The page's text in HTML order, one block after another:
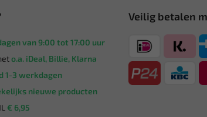
van 9:00 tot 17:00 uur
o.a. iDeal, Billie, Klarna
1-3 werkdagen
nieuwe producten
€ 6,95
Veilig betalen